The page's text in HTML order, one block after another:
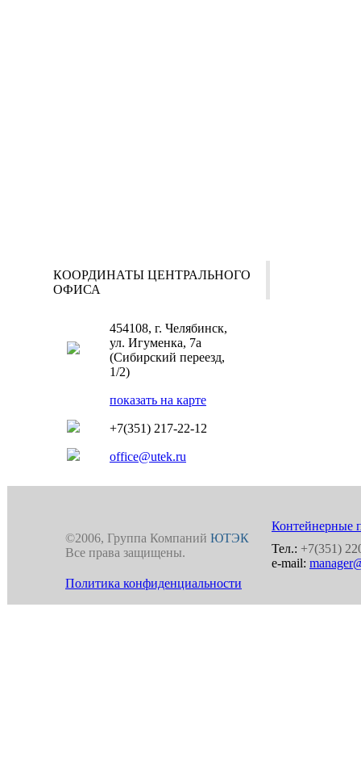
КООРДИНАТЫ ЦЕНТРАЛЬНОГО
ОФИСА
454108, г. Челябинск,
ул. Игуменка, 7а
(Сибирский переезд,
1/2)
показать на карте
+7(351) 217-22-12
office@utek.ru
©2006, Группа Компаний ЮТЭК
Все права защищены.
Политика конфиденциальности
Контейнерные
Тел.: +7(351)
e-mail: